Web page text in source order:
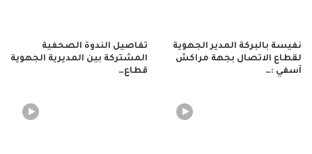
نفيسة بالبركة المدير الجهوية
لقطاع الاتصال بجهة مراكش
آسفي :…
تفاصيل الندوة الصحفية
المشتركة بين المديرية الجهوية
قطاع…